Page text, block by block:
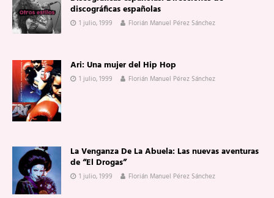
discográficas españolas
1 julio, 1999 Florián Manuel Pérez Sánchez
Ari: Una mujer del Hip Hop
1 julio, 1999 Florián Manuel Pérez Sánchez
La Venganza De La Abuela: Las nuevas aventuras
de “El Drogas”
1 julio, 1999 Florián Manuel Pérez Sánchez